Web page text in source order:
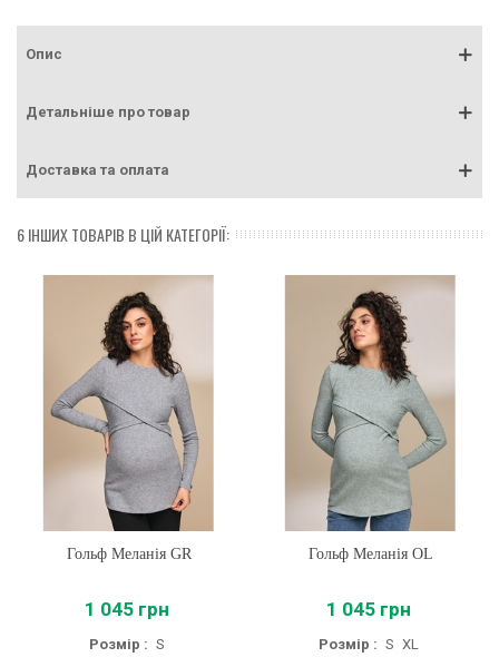
Опис
Детальніше про товар
Доставка та оплата
6 ІНШИХ ТОВАРІВ В ЦІЙ КАТЕГОРІЇ:
Гольф Меланія GR
1 045 грн
Розмір : S
Гольф Меланія OL
1 045 грн
Розмір : S XL